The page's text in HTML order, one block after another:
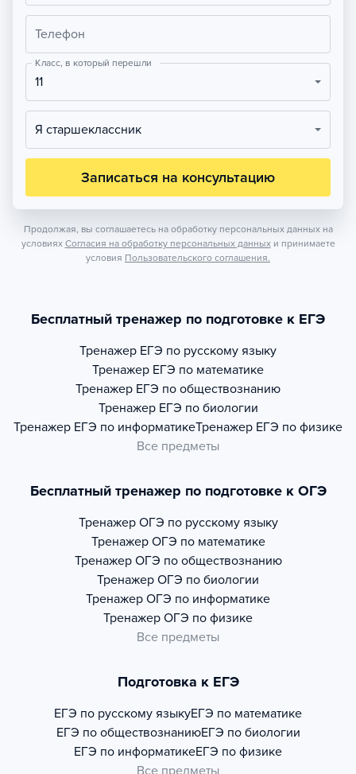
Телефон
Класс, в который перешли
11
Я старшеклассник
Записаться на консультацию
Продолжая, вы соглашаетесь на обработку персональных данных на
условиях Согласия на обработку персональных данных и принимаете
условия Пользовательского соглашения.
Бесплатный тренажер по подготовке к ЕГЭ
Тренажер ЕГЭ по русскому языку
Тренажер ЕГЭ по математике
Тренажер ЕГЭ по обществознанию
Тренажер ЕГЭ по биологии
Тренажер ЕГЭ по информатикеТренажер ЕГЭ по физике
Все предметы
Бесплатный тренажер по подготовке к ОГЭ
Тренажер ОГЭ по русскому языку
Тренажер ОГЭ по математике
Тренажер ОГЭ по обществознанию
Тренажер ОГЭ по биологии
Тренажер ОГЭ по информатике
Тренажер ОГЭ по физике
Все предметы
Подготовка к ЕГЭ
ЕГЭ по русскому языкуЕГЭ по математике
ЕГЭ по обществознаниюЕГЭ по биологии
ЕГЭ по информатикеЕГЭ по физике